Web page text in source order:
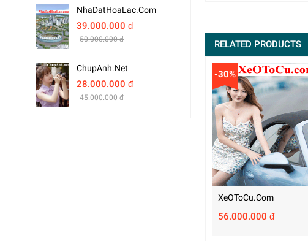
NhaDatHoaLac.com
39.000.000 đ
50.000.000 đ
ChupAnh.net
28.000.000 đ
45.000.000 đ
RELATED PRODUCTS
-30%
XeOToCu.com
56.000.000 đ